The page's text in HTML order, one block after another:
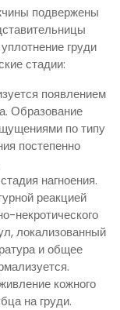
подвержены
груди
стадии:
появлением
Образование
по типу
постепенно
нагноения.
реакцией
некротического
локализованный
и общее
кожного
на груди.